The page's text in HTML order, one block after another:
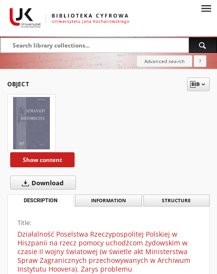
Advanced search ?
OBJECT
Show content
Download
DESCRIPTION INFORMATION STRUCTURE
Title:
Działalność Poselstwa Rzeczypospolitej Polskiej w
Hiszpanii na rzecz pomocy uchodźcom żydowskim w
czasie II wojny światowej (w świetle akt Ministerstwa
Spraw Zagranicznych przechowywanych w Archiwum
Instytutu Hoovera). Zarys problemu